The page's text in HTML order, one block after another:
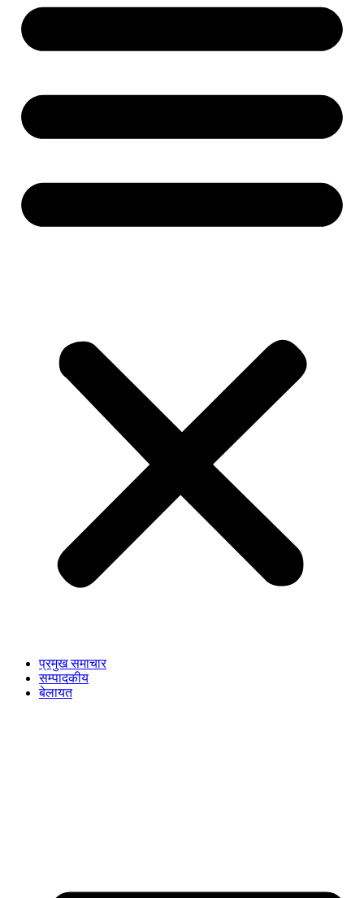
प्रमुख समाचार
सम्पादकीय
बेलायत